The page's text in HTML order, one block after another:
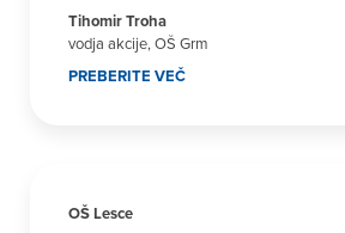
Tihomir Troha
vodja akcije, OŠ Grm
PREBERITE VEČ
OŠ Lesce